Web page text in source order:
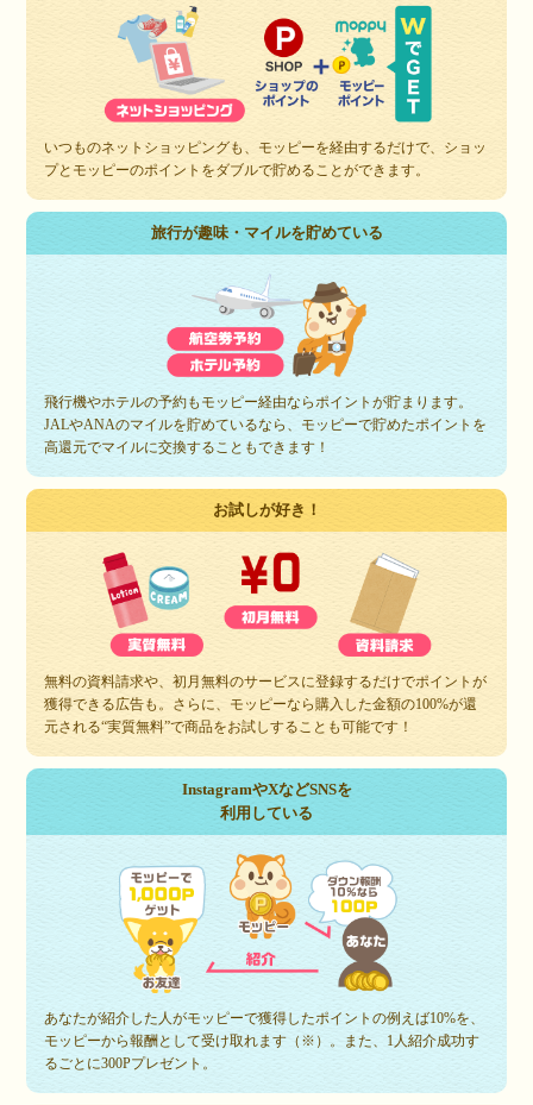
いつものネットショッピングも、モッピーを経由するだけで、ショッ
プとモッピーのポイントをダブルで貯めることができます。
旅行が趣味・マイルを貯めている
飛行機やホテルの予約もモッピー経由ならポイントが貯まります。
JALやANAのマイルを貯めているなら、モッピーで貯めたポイントを
高還元でマイルに交換することもできます！
お試しが好き！
無料の資料請求や、初月無料のサービスに登録するだけでポイントが
獲得できる広告も。さらに、モッピーなら購入した金額の100%が還
元される“実質無料”で商品をお試しすることも可能です！
InstagramやXなどSNSを
利用している
あなたが紹介した人がモッピーで獲得したポイントの例えば10%を、
モッピーから報酬として受け取れます（※）。また、1人紹介成功す
るごとに300Pプレゼント。